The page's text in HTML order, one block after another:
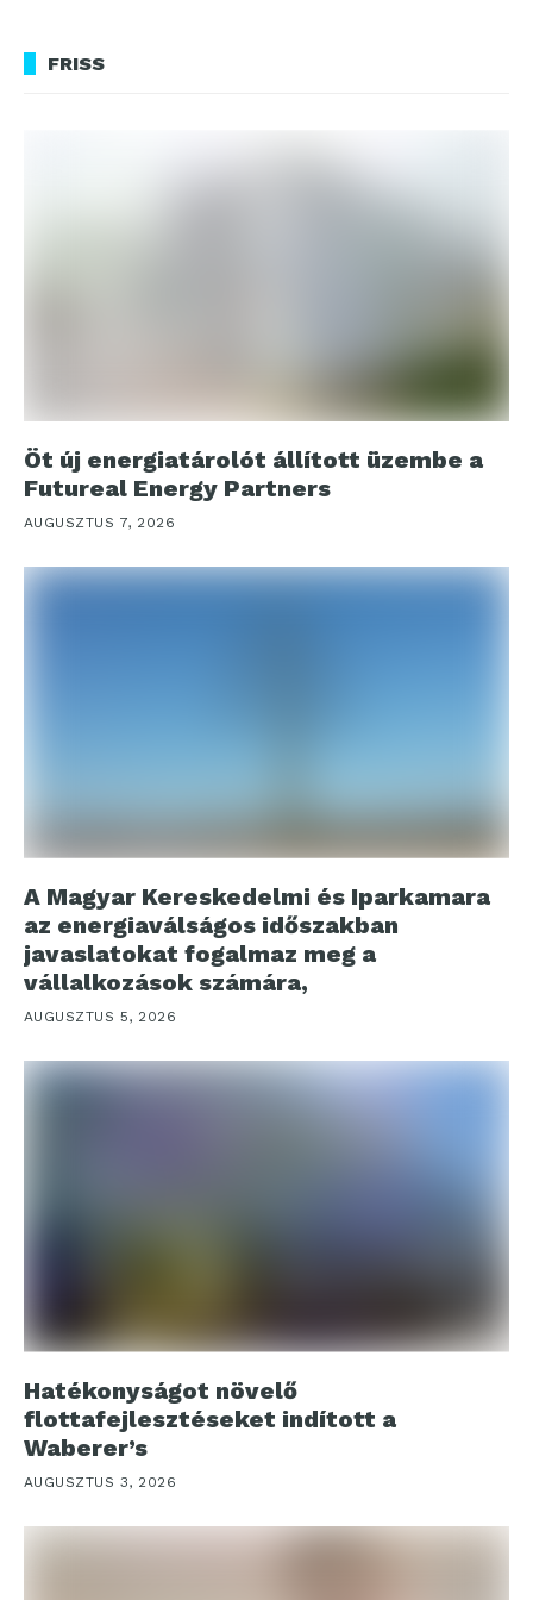
FRISS
Öt új energiatárolót állított üzembe a
Futureal Energy Partners
AUGUSZTUS 7, 2026
A Magyar Kereskedelmi és Iparkamara
az energiaválságos időszakban
javaslatokat fogalmaz meg a
vállalkozások számára,
AUGUSZTUS 5, 2026
Hatékonyságot növelő
flottafejlesztéseket indított a
Waberer’s
AUGUSZTUS 3, 2026